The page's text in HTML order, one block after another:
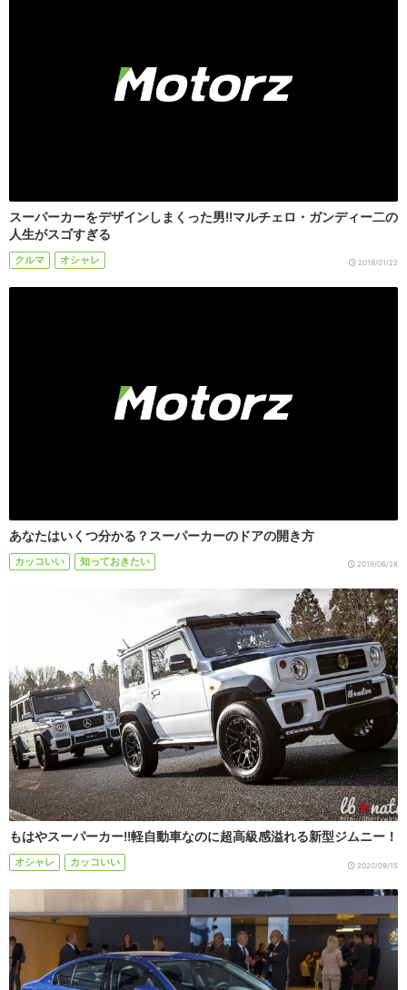
スーパーカーをデザインしまくった男!!マルチェロ・ガンディー二の
人生がスゴすぎる
クルマ オシャレ 2019/01/22
あなたはいくつ分かる？スーパーカーのドアの開き方
カッコいい 知っておきたい 2019/06/28
もはやスーパーカー!!軽自動車なのに超高級感溢れる新型ジムニー！
オシャレ カッコいい 2020/09/15